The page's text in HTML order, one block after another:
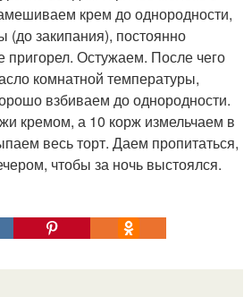
крем до однородности,
(до закипания), постоянно
Остужаем. После чего
комнатной температуры,
взбиваем до однородности.
кремом, а 10 корж измельчаем в
весь торт. Даем пропитаться,
чтобы за ночь выстоялся.